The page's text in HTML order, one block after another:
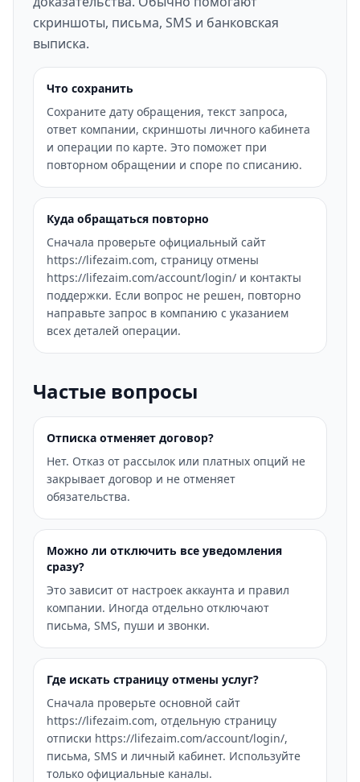
скриншоты, письма, SMS и банковская
выписка.
Что сохранить
Сохраните дату обращения, текст запроса,
ответ компании, скриншоты личного кабинета
и операции по карте. Это поможет при
повторном обращении и споре по списанию.
Куда обращаться повторно
Сначала проверьте официальный сайт
https://lifezaim.com, страницу отмены
https://lifezaim.com/account/login/ и контакты
поддержки. Если вопрос не решен, повторно
направьте запрос в компанию с указанием
всех деталей операции.
Частые вопросы
Отписка отменяет договор?
Нет. Отказ от рассылок или платных опций не
закрывает договор и не отменяет
обязательства.
Можно ли отключить все уведомления
сразу?
Это зависит от настроек аккаунта и правил
компании. Иногда отдельно отключают
письма, SMS, пуши и звонки.
Где искать страницу отмены услуг?
Сначала проверьте основной сайт
https://lifezaim.com, отдельную страницу
отписки https://lifezaim.com/account/login/,
письма, SMS и личный кабинет. Используйте
только официальные каналы.